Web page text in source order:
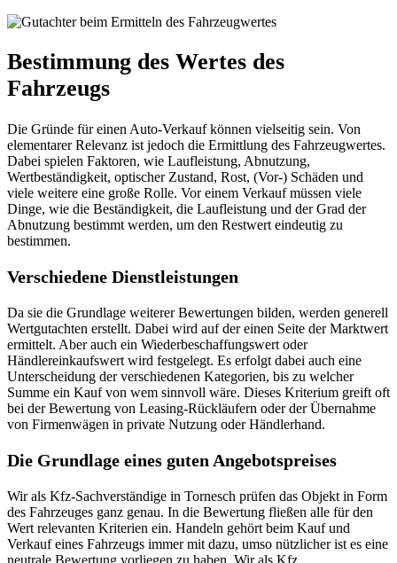
Bestimmung des Wertes des
Fahrzeugs
Die Gründe für einen Auto-Verkauf können vielseitig sein. Von
elementarer Relevanz ist jedoch die Ermittlung des Fahrzeugwertes.
Dabei spielen Faktoren, wie Laufleistung, Abnutzung,
Wertbeständigkeit, optischer Zustand, Rost, (Vor-) Schäden und
viele weitere eine große Rolle. Vor einem Verkauf müssen viele
Dinge, wie die Beständigkeit, die Laufleistung und der Grad der
Abnutzung bestimmt werden, um den Restwert eindeutig zu
bestimmen.
Verschiedene Dienstleistungen
Da sie die Grundlage weiterer Bewertungen bilden, werden generell
Wertgutachten erstellt. Dabei wird auf der einen Seite der Marktwert
ermittelt. Aber auch ein Wiederbeschaffungswert oder
Händlereinkaufswert wird festgelegt. Es erfolgt dabei auch eine
Unterscheidung der verschiedenen Kategorien, bis zu welcher
Summe ein Kauf von wem sinnvoll wäre. Dieses Kriterium greift oft
bei der Bewertung von Leasing-Rückläufern oder der Übernahme
von Firmenwägen in private Nutzung oder Händlerhand.
Die Grundlage eines guten Angebotspreises
Wir als Kfz-Sachverständige in Tornesch prüfen das Objekt in Form
des Fahrzeuges ganz genau. In die Bewertung fließen alle für den
Wert relevanten Kriterien ein. Handeln gehört beim Kauf und
Verkauf eines Fahrzeugs immer mit dazu, umso nützlicher ist es eine
neutrale Bewertung vorliegen zu haben. Wir als Kfz